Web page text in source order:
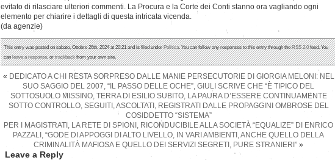
evitato di rilasciare ulteriori commenti. La Procura e la Corte dei Conti stanno ora vagliando ogni
elemento per chiarire i dettagli di questa intricata vicenda.
(da agenzie)
This entry was posted on sabato, Ottobre 26th, 2024 at 20:21 and is filed underPolitica. You can follow any responses to this entry through theRSS 2.0feed. You
canleave a response, ortrackbackfrom your own site.
« DEDICATO A CHI RESTA SORPRESO DALLE MANIE PERSECUTORIE DI GIORGIA MELONI: NEL
SUO SAGGIO DEL 2007, “IL PASSO DELLE OCHE”, GIULI SCRIVE CHE “È TIPICO DEL
SOTTOSUOLO MISSINO, TERRA DI ESILIO SUBITO, LA PAURA D’ESSERE CONTINUAMENTE
SOTTO CONTROLLO, SEGUITI, ASCOLTATI, REGISTRATI DALLE PROPAGGINI OMBROSE DEL
COSIDDETTO “SISTEMA”
PER I MAGISTRATI, LA RETE DI SPIONI, RICONDUCIBILE ALLA SOCIETÀ “EQUALIZE” DI ENRICO
PAZZALI, “GODE DI APPOGGI DI ALTO LIVELLO, IN VARI AMBIENTI, ANCHE QUELLO DELLA
CRIMINALITÀ MAFIOSA E QUELLO DEI SERVIZI SEGRETI, PURE STRANIERI” »
Leave a Reply